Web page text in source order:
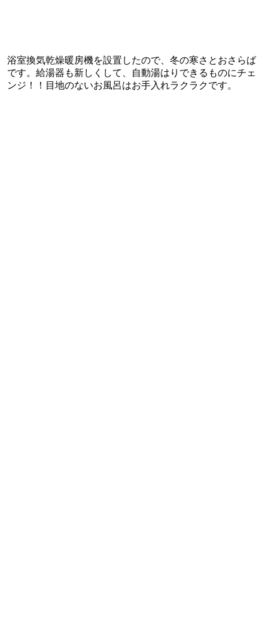
浴室換気乾燥暖房機を設置したので、冬の寒さとおさらば
です。給湯器も新しくして、自動湯はりできるものにチェ
ンジ！！目地のないお風呂はお手入れラクラクです。